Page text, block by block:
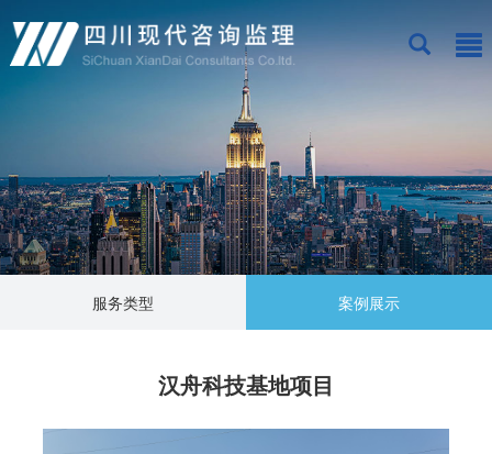
服务类型 案例展示
汉舟科技基地项目